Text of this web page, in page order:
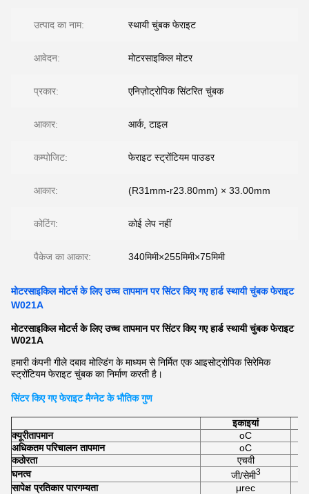
उत्पाद का नाम: स्थायी चुंबक फेराइट
आवेदन: मोटरसाइकिल मोटर
प्रकार: एनिज़ोट्रोपिक सिंटरित चुंबक
आकार: आर्क, टाइल
कम्पोजिट: फेराइट स्ट्रोंटियम पाउडर
आकार: (R31mm-r23.80mm) × 33.00mm
कोटिंग: कोई लेप नहीं
पैकेज का आकार: 340मिमी×255मिमी×75मिमी
मोटरसाइकिल मोटर्स के लिए उच्च तापमान पर सिंटर किए गए हार्ड स्थायी चुंबक फेराइट
W021A
मोटरसाइकिल मोटर्स के लिए उच्च तापमान पर सिंटर किए गए हार्ड स्थायी चुंबक फेराइट
W021A
हमारी कंपनी गीले दबाव मोल्डिंग के माध्यम से निर्मित एक आइसोट्रोपिक सिरेमिक
स्ट्रोंटियम फेराइट चुंबक का निर्माण करती है।
सिंटर किए गए फेराइट मैग्नेट के भौतिक गुण
इकाइयां
क्यूरीतापमान
oC
अधिकतम परिचालन तापमान
oC
कठोरता
एचवी
घनत्व
जी/सेमी3
सापेक्ष प्रतिकार पारगम्यता
μrec